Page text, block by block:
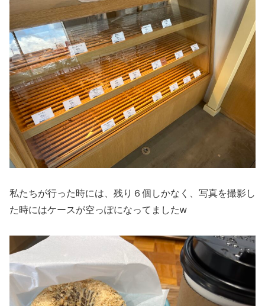
私たちが行った時には、残り６個しかなく、写真を撮影し
た時にはケースが空っぽになってましたw